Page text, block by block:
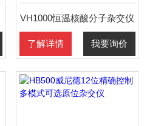
VH1000恒温核酸分子杂交仪
了解详情 我要询价